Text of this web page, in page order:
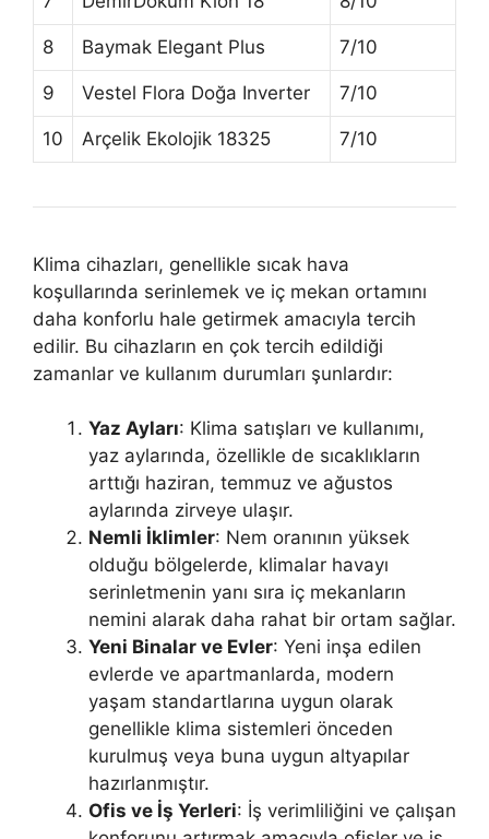
8 Baymak Elegant Plus 7/10
9 Vestel Flora Doğa Inverter 7/10
10 Arçelik Ekolojik 18325 7/10
Klima cihazları, genellikle sıcak hava
koşullarında serinlemek ve iç mekan ortamını
daha konforlu hale getirmek amacıyla tercih
edilir. Bu cihazların en çok tercih edildiği
zamanlar ve kullanım durumları şunlardır:
Yaz Ayları: Klima satışları ve kullanımı,
yaz aylarında, özellikle de sıcaklıkların
arttığı haziran, temmuz ve ağustos
aylarında zirveye ulaşır.
Nemli İklimler: Nem oranının yüksek
olduğu bölgelerde, klimalar havayı
serinletmenin yanı sıra iç mekanların
nemini alarak daha rahat bir ortam sağlar.
Yeni Binalar ve Evler: Yeni inşa edilen
evlerde ve apartmanlarda, modern
yaşam standartlarına uygun olarak
genellikle klima sistemleri önceden
kurulmuş veya buna uygun altyapılar
hazırlanmıştır.
Ofis ve İş Yerleri: İş verimliliğini ve çalışan